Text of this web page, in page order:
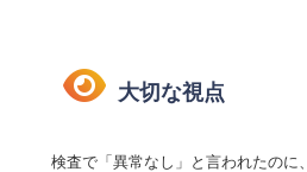
大切な視点
検査で「異常なし」と言われたのに、